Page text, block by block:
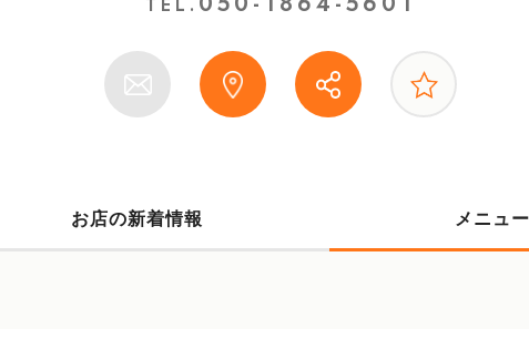
TEL. 050-1864-5601
お店の新着情報 メニュ